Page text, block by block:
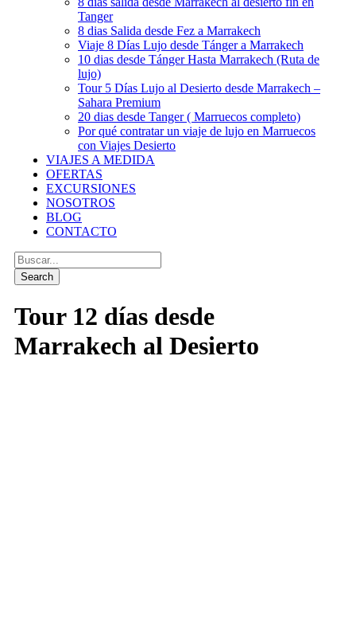
Tanger
8 dias Salida desde Fez a Marrakech
Viaje 8 Días Lujo desde Tánger a Marrakech
10 dias desde Tánger Hasta Marrakech (Ruta de
lujo)
Tour 5 Días Lujo al Desierto desde Marrakech –
Sahara Premium
20 dias desde Tanger ( Marruecos completo)
Por qué contratar un viaje de lujo en Marruecos
con Viajes Desierto
VIAJES A MEDIDA
OFERTAS
EXCURSIONES
NOSOTROS
BLOG
CONTACTO
Tour 12 días desde
Marrakech al Desierto